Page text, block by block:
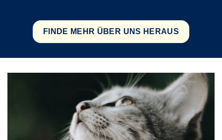
FINDE MEHR ÜBER UNS HERAUS